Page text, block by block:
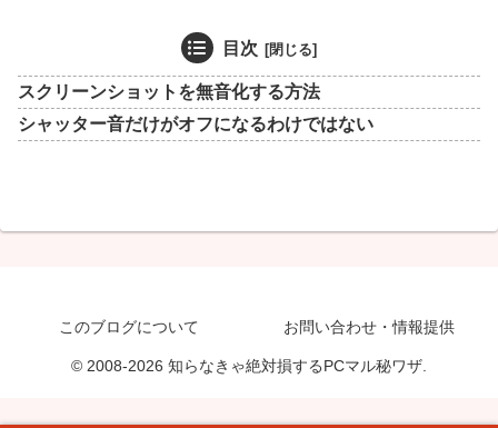
目次
スクリーンショットを無音化する方法
シャッター音だけがオフになるわけではない
このブログについて お問い合わせ・情報提供
© 2008-2026 知らなきゃ絶対損するPCマル秘ワザ.